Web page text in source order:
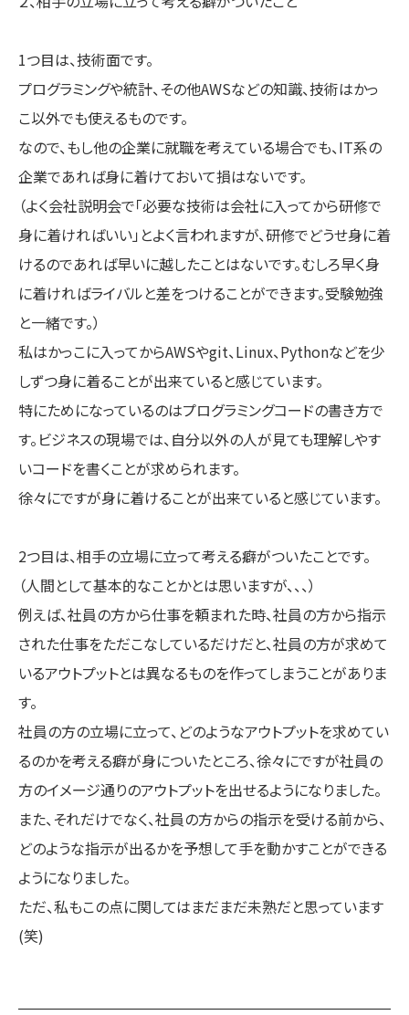
1つ目は、技術面です。
プログラミングや統計、その他AWSなどの知識、技術はかっ
こ以外でも使えるものです。
なので、もし他の企業に就職を考えている場合でも、IT系の
企業であれば身に着けておいて損はないです。
（よく会社説明会で「必要な技術は会社に入ってから研修で
身に着ければいい」とよく言われますが、研修でどうせ身に着
けるのであれば早いに越したことはないです。むしろ早く身
に着ければライバルと差をつけることができます。受験勉強
と一緒です。）
私はかっこに入ってからAWSやgit、Linux、Pythonなどを少
しずつ身に着ることが出来ていると感じています。
特にためになっているのはプログラミングコードの書き方で
す。ビジネスの現場では、自分以外の人が見ても理解しやす
いコードを書くことが求められます。
徐々にですが身に着けることが出来ていると感じています。
2つ目は、相手の立場に立って考える癖がついたことです。
（人間として基本的なことかとは思いますが、、、）
例えば、社員の方から仕事を頼まれた時、社員の方から指示
された仕事をただこなしているだけだと、社員の方が求めて
いるアウトプットとは異なるものを作ってしまうことがありま
す。
社員の方の立場に立って、どのようなアウトプットを求めてい
るのかを考える癖が身についたところ、徐々にですが社員の
方のイメージ通りのアウトプットを出せるようになりました。
また、それだけでなく、社員の方からの指示を受ける前から、
どのような指示が出るかを予想して手を動かすことができる
ようになりました。
ただ、私もこの点に関してはまだまだ未熟だと思っています
(笑)